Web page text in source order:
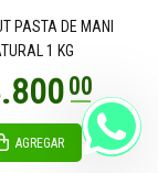
PASTA DE MANI
1 KG
AGREGAR